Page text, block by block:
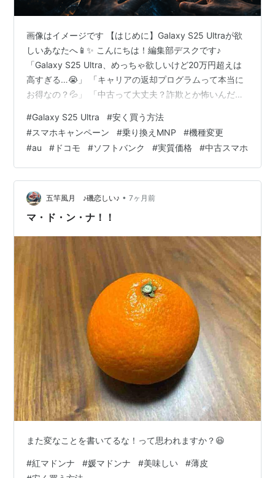
画像はイメージです 【はじめに】Galaxy S25 Ultraが欲
しいあなたへ📱✨ こんにちは！編集部デスクです♪
「Galaxy S25 Ultra、めっちゃ欲しいけど20万円超えは
高すぎる…😭」 「キャリアの返却プログラムって本当に
お得なの？💦」 「中古って大丈夫？詐欺とか怖いんだけ
いことがあります🌈✨ 安心してください！ この記事で
は、Galaxy S25 Ultraを**実質1万円台～**で手に入れる
方法を、すべて公開します🔥 ✅ auの超お得キャンペーン
情報(3月31日まで限定!) ✅ ソフトバンクの衝撃の実質価
格 ✅ ドコモの隠…
#Galaxy S25 Ultra #安く買う方法
#スマホキャンペーン #乗り換えMNP #機種変更
#au # ドコモ #ソフトバンク #実質価格 #中古スマホ
五竿風月 ♪磯恋しい♪ • 7ヶ月前
マ・ド・ン・ナ！！
また変なことを書いてるな！って思われますか？😆
#紅マドンナ #媛マドンナ #美味しい #薄皮